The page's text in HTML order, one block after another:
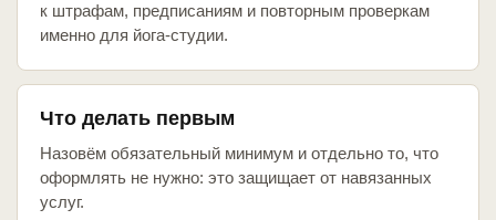
к штрафам, предписаниям и повторным проверкам
именно для йога-студии.
Что делать первым
Назовём обязательный минимум и отдельно то, что
оформлять не нужно: это защищает от навязанных
услуг.